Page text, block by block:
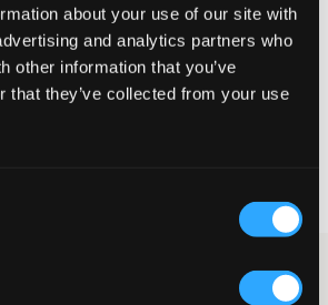
about your use of our site with
and analytics partners who
other information that you’ve
that they’ve collected from your use
STORLEKSGUIDE
STORLEK
en högre krage och huva. Dragkedja finns